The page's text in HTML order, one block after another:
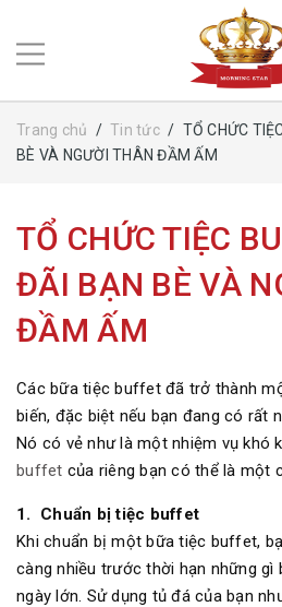
Trang chủ / Tin tức / TỔ CHỨC
BÈ VÀ NGƯỜI THÂN ĐẦM ẤM
TỔ CHỨC TIỆC
ĐÃI BẠN BÈ VÀ
ĐẦM ẤM
Các bữa tiệc buffet đã trở thành
biến, đặc biệt nếu bạn đang có rất
Nó có vẻ như là một nhiệm vụ khó
buffet của riêng bạn có thể là một
1. Chuẩn bị tiệc buffet
Khi chuẩn bị một bữa tiệc buffet,
càng nhiều trước thời hạn những
ngày lớn. Sử dụng tủ đá của bạn